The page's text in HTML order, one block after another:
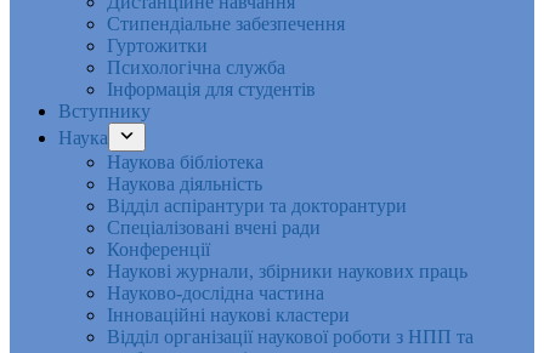
Стипендіальне забезпечення
Гуртожитки
Психологічна служба
Інформація для студентів
Вступнику
Наука
Наукова бібліотека
Наукова діяльність
Відділ аспірантури та докторантури
Спеціалізовані вчені ради
Конференції
Наукові журнали, збірники наукових праць
Науково-дослідна частина
Інноваційні наукові кластери
Відділ організації наукової роботи з НПП та